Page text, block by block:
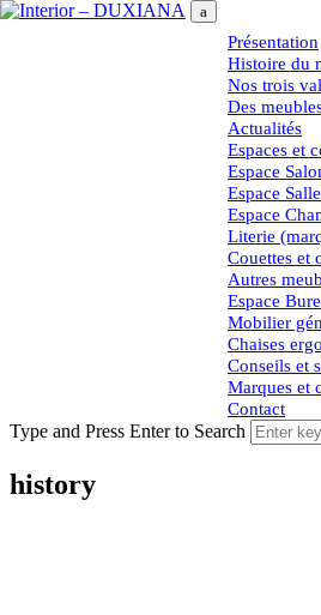
Présentation
Histoire du
Nos trois
Des
Actualités
Espaces et
Espace
Espace
Espace
Literie
Couettes et
Autres
Espace
Mobilier
Chaises
Conseils et
Marques et
Contact
Type and Press Enter to Search
history